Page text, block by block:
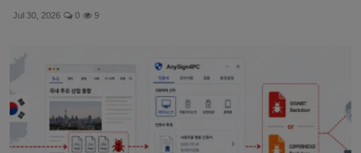
Jul 30, 2026 0 9